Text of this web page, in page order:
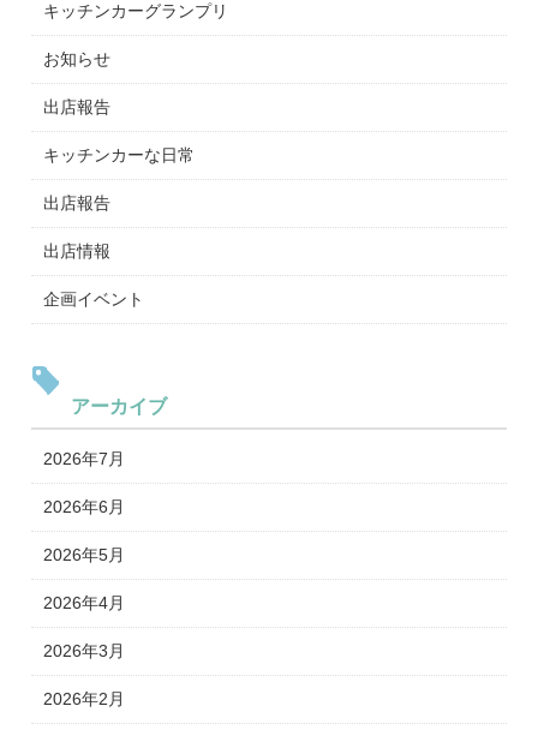
キッチンカーグランプリ
お知らせ
出店報告
キッチンカーな日常
出店報告
出店情報
企画イベント
アーカイブ
2026年7月
2026年6月
2026年5月
2026年4月
2026年3月
2026年2月